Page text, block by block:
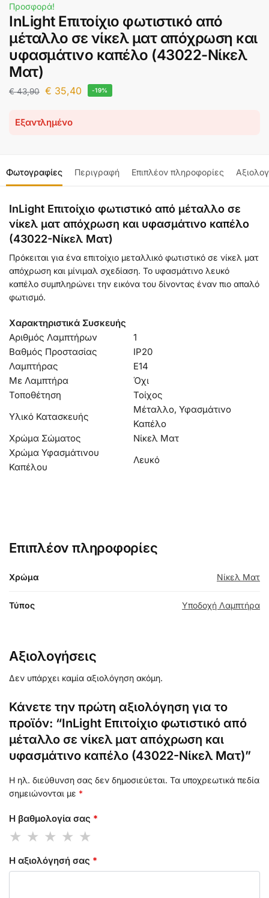
Προσφορά!
InLight Επιτοίχιο φωτιστικό από
μέταλλο σε νίκελ ματ απόχρωση και
υφασμάτινο καπέλο (43022-Νίκελ
Ματ)
€43,90 € 35,40 -19%
Εξαντλημένο
Φωτογραφίες Περιγραφή Επιπλέον πληροφορίες
InLight Επιτοίχιο φωτιστικό από μέταλλο σε
νίκελ ματ απόχρωση και υφασμάτινο καπέλο
(43022-Νίκελ Ματ)
Πρόκειται για ένα επιτοίχιο μεταλλικό φωτιστικό σε νίκελ ματ
απόχρωση και μίνιμαλ σχεδίαση. Το υφασμάτινο λευκό
καπέλο συμπληρώνει την εικόνα του δίνοντας έναν πιο απαλό
φωτισμό.
Χαρακτηριστικά Συσκευής
Αριθμός Λαμπτήρων
1
Βαθμός Προστασίας
IP20
Λαμπτήρας
Ε14
Με Λαμπτήρα
Όχι
Τοποθέτηση
Τοίχος
Υλικό Κατασκευής
Μέταλλο, Υφασμάτινο
Καπέλο
Χρώμα Σώματος
Νίκελ Ματ
Χρώμα Υφασμάτινου
Καπέλου
Λευκό
Επιπλέον πληροφορίες
Χρώμα Νίκελ Ματ
Τύπος Υποδοχή Λαμπτήρα
Αξιολογήσεις
Δεν υπάρχει καμία αξιολόγηση ακόμη.
Κάνετε την πρώτη αξιολόγηση για το
προϊόν: “InLight Επιτοίχιο φωτιστικό από
μέταλλο σε νίκελ ματ απόχρωση και
υφασμάτινο καπέλο (43022-Νίκελ Ματ)”
Η ηλ. διεύθυνση σας δεν δημοσιεύεται. Τα υποχρεωτικά πεδία
σημειώνονται με *
Η βαθμολογία σας *
Η αξιολόγησή σας *